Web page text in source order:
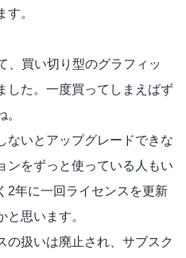
。
、買い切り型のグラフィッ
した。一度買ってしまえばず
ないとアップグレードできな
ンをずっと使っている人もい
2年に一回ライセンスを更新
思います。
の扱いは廃止され、サブスク